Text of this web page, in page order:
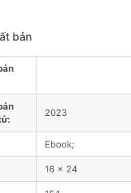
bản
2023
Ebook;
16 x 24